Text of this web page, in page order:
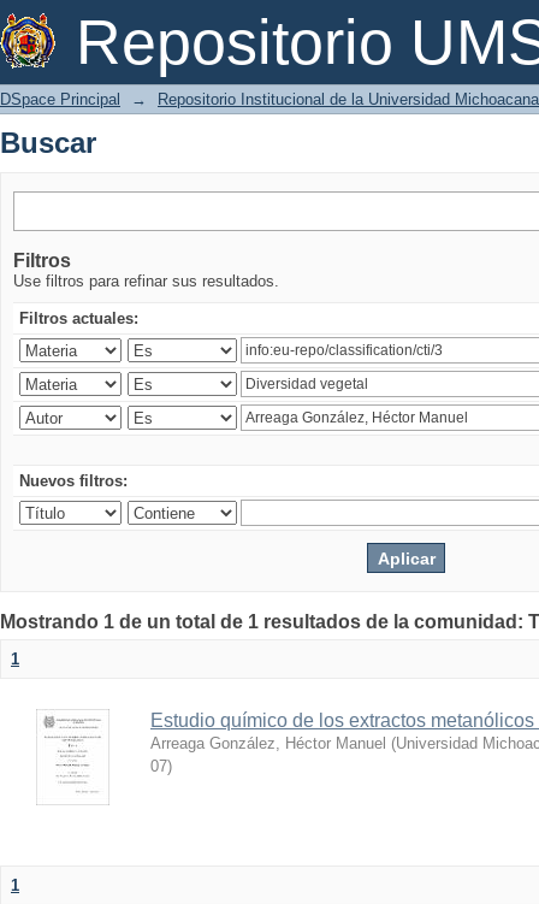
Repositorio
Buscar
DSpace Principal → Repositorio Institucional de la Universidad
Buscar
Filtros
Use filtros para refinar sus resultados.
Filtros actuales:
Nuevos filtros:
Mostrando 1 de un total de 1 resultados de la comunidad:
1
Estudio químico de los extractos
Arreaga González, Héctor Manuel (Universidad
07)
1